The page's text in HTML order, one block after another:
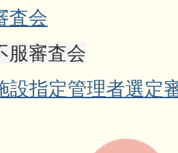
査会
服審査会
設指定管理者選定